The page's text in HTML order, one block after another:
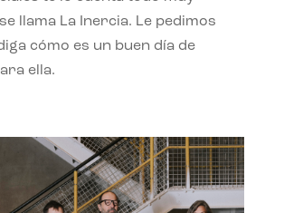
llama La Inercia. Le pedimos
cómo es un buen día de
ella.